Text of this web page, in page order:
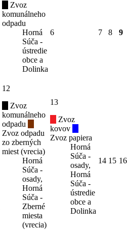
Zvoz
komunálneho
odpadu
Horná
Súča -
ústredie
obce a
Dolinka
6 7 8 9
12
Zvoz
komunálneho
odpadu
Zvoz odpadu
zo zberných
miest (vrecia)
Horná
Súča -
osady,
Horná
Súča -
Zberné
miesta
(vrecia)
13
Zvoz
kovov
Zvoz papiera
Horná
Súča -
osady,
Horná
Súča -
ústredie
obce a
Dolinka
14 15 16